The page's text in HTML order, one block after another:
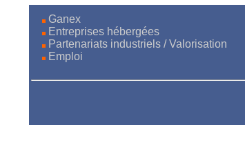
Ganex
Entreprises hébergées
Partenariats industriels / Valorisation
Emploi